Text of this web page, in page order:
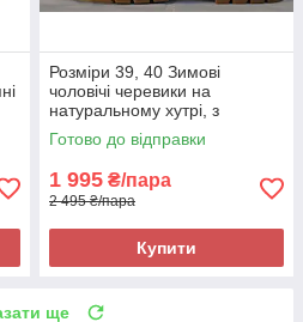
Розміри 39, 40 Зимові
чоловічі черевики на
натуральному хутрі, з
натуральної шкіри, жовті
Brave 814
Готово до відправки
1 995 ₴/пара
2 495 ₴/пара
Купити
ще